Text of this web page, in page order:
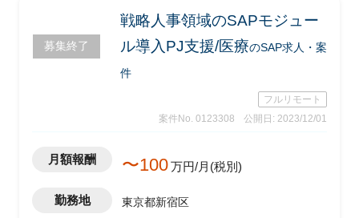
募集終了
戦略人事領域のSAPモジュー
ル導入PJ支援/医療のSAP求人・案
件
フルリモート
案件No. 0123308
公開日: 2023/12/01
月額報酬 〜100万円/月(税別)
勤務地 東京都新宿区